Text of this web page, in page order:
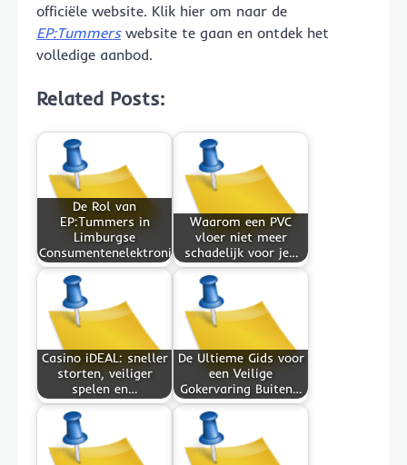
officiële website. Klik hier om naar de
EP:Tummerswebsite te gaan en ontdek het
volledige aanbod.
Related Posts:
De Rol van
EP:Tummers in
Limburgse
Consumentenelektronica
Waarom een PVC
vloer niet meer
schadelijk voor je…
Casino iDEAL: sneller
storten, veiliger
spelen en…
De Ultieme Gids voor
een Veilige
Gokervaring Buiten…